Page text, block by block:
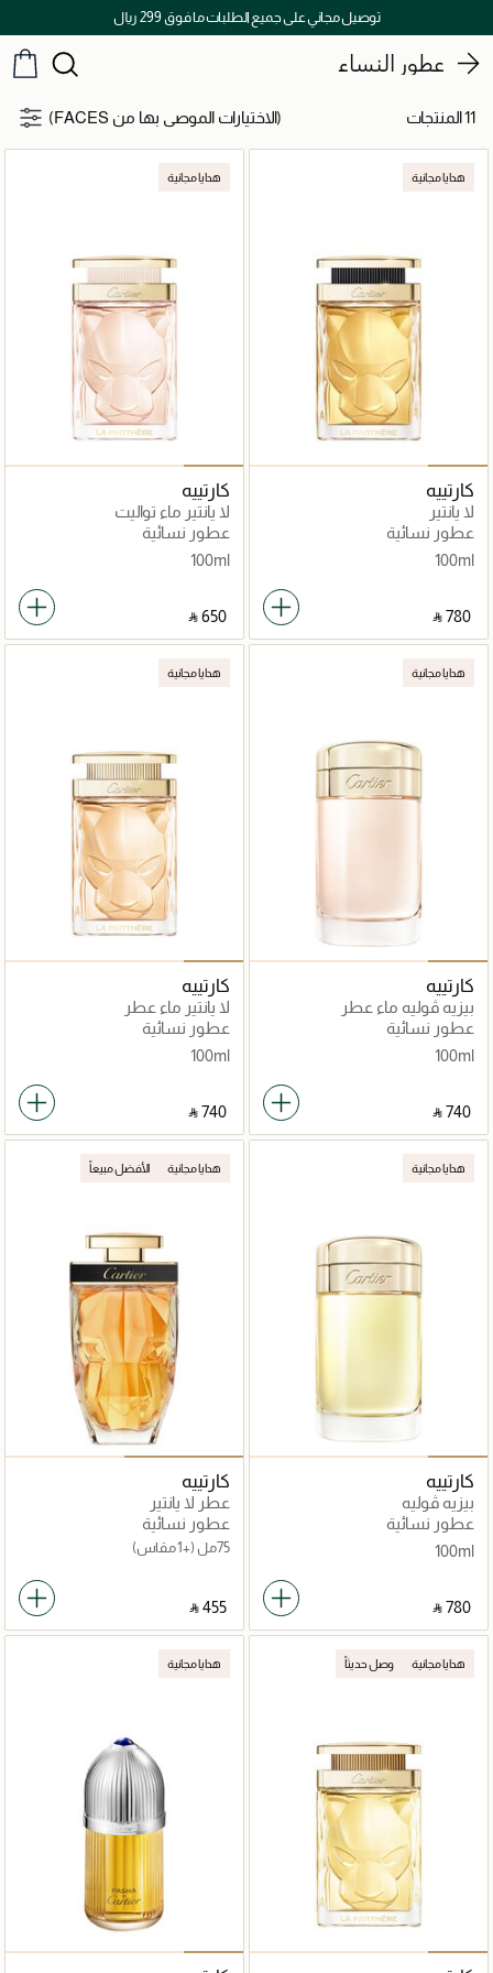
توصيل مجاني على جميع الطلبات ما فوق 299 ريال
عطور النساء
11 المنتجات (الاختيارات الموصى بها من FACES)
هدايا مجانية
كارتييه
لا پانتير
عطور نسائية
100ml
‎ ⃁ ⁦780⁩ ‎
هدايا مجانية
كارتييه
لا پانتير ماء تواليت
عطور نسائية
100ml
‎ ⃁ ⁦650⁩ ‎
هدايا مجانية
كارتييه
بيزيه ڤوليه ماء عطر
عطور نسائية
100ml
‎ ⃁ ⁦740⁩ ‎
هدايا مجانية
كارتييه
لا پانتير ماء عطر
عطور نسائية
100ml
‎ ⃁ ⁦740⁩ ‎
هدايا مجانية
كارتييه
بيزيه ڤوليه
عطور نسائية
100ml
‎ ⃁ ⁦780⁩ ‎
هدايا مجانية الأفضل مبيعاً
كارتييه
عطر لا پانتير
عطور نسائية
75مل (+1 مقاس)
‎ ⃁ ⁦455⁩ ‎
هدايا مجانية وصل حديثاً هدايا مجانية